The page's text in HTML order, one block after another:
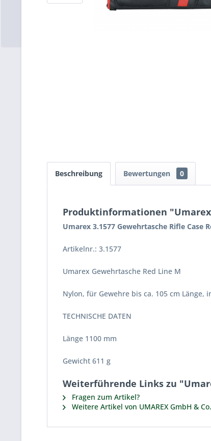
Beschreibung Bewertungen 0
Produktinformationen "Umarex
Umarex 3.1577 Gewehrtasche Rifle Case
Artikelnr.: 3.1577
Umarex Gewehrtasche Red Line M
Nylon, für Gewehre bis ca. 105 cm Länge,
TECHNISCHE DATEN
Länge 1100 mm
Gewicht 611 g
Weiterführende Links zu
Fragen zum Artikel?
Weitere Artikel von UMAREX GmbH &